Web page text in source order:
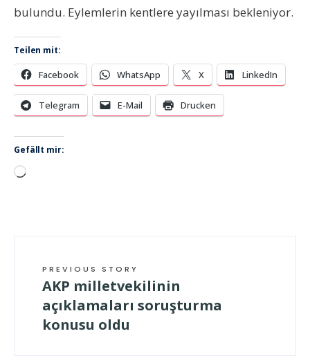
bulundu. Eylemlerin kentlere yayılması bekleniyor.
Teilen mit:
Facebook WhatsApp X LinkedIn
Telegram E-Mail Drucken
Gefällt mir:
Wird
PREVIOUS STORY
AKP milletvekilinin
açıklamaları soruşturma
konusu oldu